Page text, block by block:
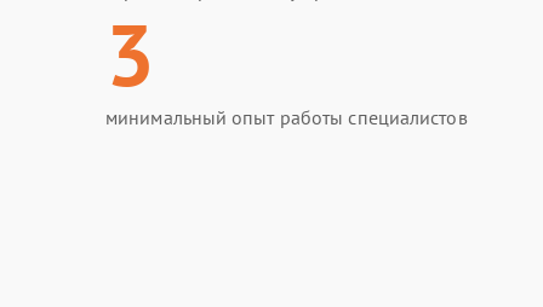
3
минимальный опыт работы специалистов